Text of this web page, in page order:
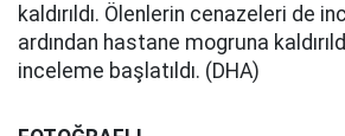
kaldırıldı. Ölenlerin cenazeleri de
ardından hastane mogruna
inceleme başlatıldı. (DHA)